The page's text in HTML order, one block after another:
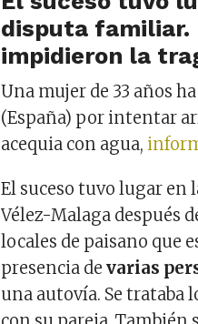
disputa familiar.
impidieron la
Una mujer de 33 años
(España) por intentar
acequia con agua,
El suceso tuvo lugar en
Vélez-Malaga después
locales de paisano que
presencia devarias
una autovía. Se trataba